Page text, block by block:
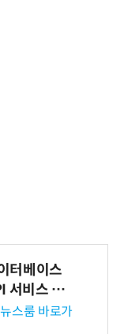
터베이스
서비스 제
테고리로
스룸 바로가